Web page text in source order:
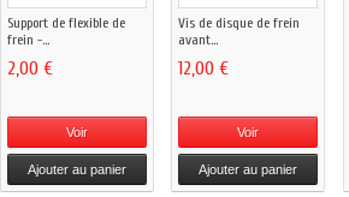
Support de flexible de
frein -...
2,00 €
Voir
Ajouter au panier
Vis de disque de frein
avant...
12,00 €
Voir
Ajouter au panier